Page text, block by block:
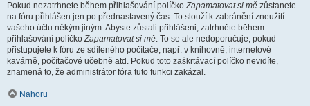
Pokud nezatrhnete během přihlašování políčkoZapamatovat si mě zůstanete
na fóru přihlášen jen po přednastavený čas. To slouží k zabránění zneužití
vašeho účtu někým jiným. Abyste zůstali přihlášeni, zatrhněte během
přihlašování políčkoZapamatovat si mě. To se ale nedoporučuje, pokud
přistupujete k fóru ze sdíleného počítače, např. v knihovně, internetové
kavárně, počítačové učebně atd. Pokud toto zaškrtávací políčko nevidíte,
znamená to, že administrátor fóra tuto funkci zakázal.
Nahoru